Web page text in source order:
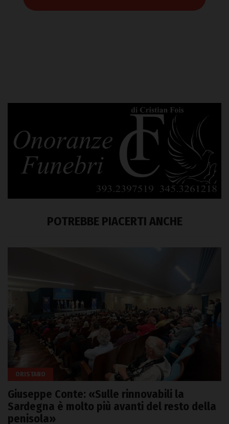
POTREBBE PIACERTI ANCHE
ORISTANO
Giuseppe Conte: «Sulle rinnovabili la
Sardegna è molto più avanti del resto della
penisola»